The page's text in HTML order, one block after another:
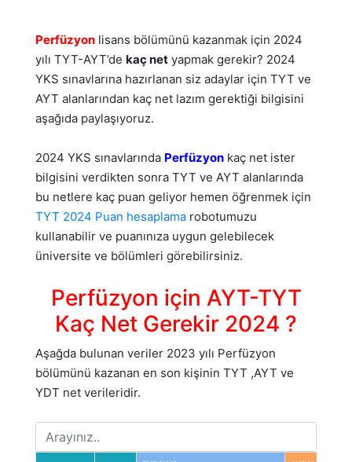
Perfüzyon lisans bölümünü kazanmak için 2024
yılı TYT-AYT’de kaç net yapmak gerekir? 2024
YKS sınavlarına hazırlanan siz adaylar için TYT ve
AYT alanlarından kaç net lazım gerektiği bilgisini
aşağıda paylaşıyoruz.
2024 YKS sınavlarında Perfüzyon kaç net ister
bilgisini verdikten sonra TYT ve AYT alanlarında
bu netlere kaç puan geliyor hemen öğrenmek için
TYT 2024 Puan hesaplama robotumuzu
kullanabilir ve puanınıza uygun gelebilecek
üniversite ve bölümleri görebilirsiniz.
Perfüzyon için AYT-TYT
Kaç Net Gerekir 2024 ?
Aşağda bulunan veriler 2023 yılı Perfüzyon
bölümünü kazanan en son kişinin TYT ,AYT ve
YDT net verileridir.